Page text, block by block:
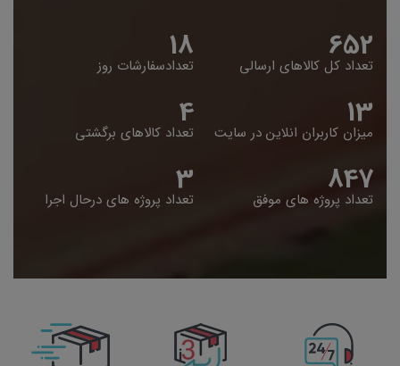
653
تعداد کل کالاهای ارسالی 19
تعدادسفارشات روز
14
میزان کاربران انلاین در سایت 5
تعداد کالاهای برگشتی
848
تعداد پروژه های موفق 4
تعداد پروژه های درحال اجرا